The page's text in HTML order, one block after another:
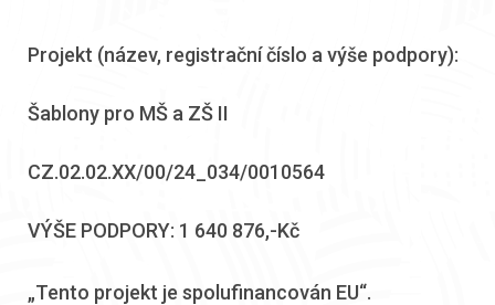
Projekt (název, registrační číslo a výše podpory):
Šablony pro MŠ a ZŠ II
CZ.02.02.XX/00/24_034/0010564
VÝŠE PODPORY: 1 640 876,-Kč
„Tento projekt je spolufinancován EU“.